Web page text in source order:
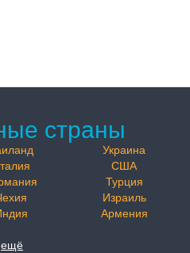
страны
Украина
США
Турция
Израиль
Армения
ещё